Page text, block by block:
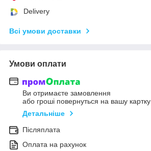
Delivery
Всі умови доставки
Умови оплати
Ви отримаєте замовлення
або гроші повернуться на вашу картку
Детальніше
Післяплата
Оплата на рахунок